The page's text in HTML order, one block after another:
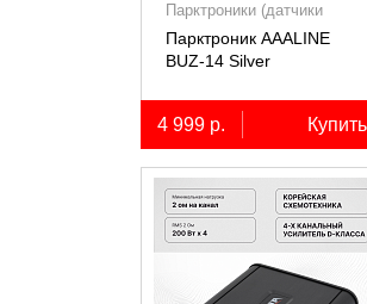
Парктроники (датчики
парковки)
Парктроник AAALINE
BUZ-14 Silver
4 999 р. Купить